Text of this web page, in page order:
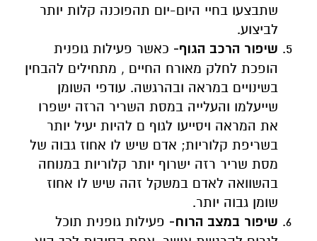
שתבצעו בחיי היום-יום תהפוכנה קלות יותר
לביצוע.
שיפור הרכב הגוף- כאשר פעילות גופנית
הופכת לחלק מאורח החיים , מתחילים להבחין
בשינויים במראה ובהרגשה. עודפי השומן
שייעלמו והעלייה במסת השריר הרזה ישפרו
את המראה ויסייעו לגוף ם להיות יעיל יותר
בשריפת קלוריות; אדם שיש לו אחוז גבוה של
מסת שריר רזה ישרוף יותר קלוריות במנוחה
בהשוואה לאדם במשקל זהה שיש לו אחוז
שומן גבוה יותר.
שיפור במצב הרוח- פעילות גופנית תוכל